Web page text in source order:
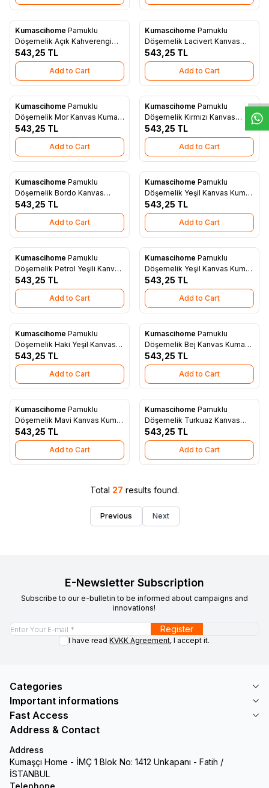
W
h
t
s
a
p
p
D
e
s
e
H
a
t
t
New
Add to Favorites
Kumascihome Pamuklu
Döşemelik Açık Kahverengi
Kanvas Kumaş 1022
543,25 TL
Add to Cart
New
Add to Favorites
Kumascihome Pamuklu
Döşemelik Lacivert Kanvas
Kumaş 1021
543,25 TL
Add to Cart
New
Add to Favorites
Kumascihome Pamuklu
Döşemelik Mor Kanvas Kumaş
1020
543,25 TL
Add to Cart
New
Add to Favorites
Kumascihome Pamuklu
Döşemelik Kırmızı Kanvas
Kumaş 1019
543,25 TL
Add to Cart
New
Add to Favorites
Kumascihome Pamuklu
Döşemelik Bordo Kanvas
Kumaş 1018
543,25 TL
Add to Cart
New
Add to Favorites
Kumascihome Pamuklu
Döşemelik Yeşil Kanvas Kumaş
1016
543,25 TL
Add to Cart
New
Add to Favorites
Kumascihome Pamuklu
Döşemelik Petrol Yeşili Kanvas
Kumaş 1015
543,25 TL
Add to Cart
New
Add to Favorites
Kumascihome Pamuklu
Döşemelik Yeşil Kanvas Kumaş
1014
543,25 TL
Add to Cart
New
Add to Favorites
Kumascihome Pamuklu
Döşemelik Haki Yeşil Kanvas
Kumaş 1013
543,25 TL
Add to Cart
New
Add to Favorites
Kumascihome Pamuklu
Döşemelik Bej Kanvas Kumaş
1010
543,25 TL
Add to Cart
New
Add to Favorites
Kumascihome Pamuklu
Döşemelik Mavi Kanvas Kumaş
1009
543,25 TL
Add to Cart
New
Add to Favorites
Kumascihome Pamuklu
Döşemelik Turkuaz Kanvas
Kumaş 1008
543,25 TL
Add to Cart
Total 27 results found.
Previous Next
E-Newsletter Subscription
Subscribe to our e-bulletin to be informed about campaigns and
innovations!
Register
I have readKVKK Agreement, I accept it.
Categories
Important informations
Fast Access
Address & Contact
Address
Kumaşçı Home - İMÇ 1 Blok No: 1412 Unkapanı - Fatih /
İSTANBUL
Telephone